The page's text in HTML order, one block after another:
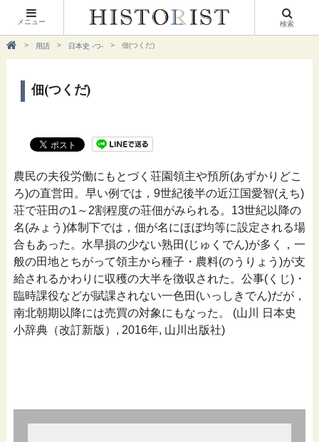
メニュー 検索
用語 日本史 -つ- 佃(つくだ)
佃(つくだ)
農民の夫役労働にもとづく荘園領主や預所(あずかりどこ
ろ)の直営田。早い例では，9世紀後半の近江国愛智(えち)
荘で荘田の1～2割程度の荘佃がみられる。13世紀以降の
名(みょう)体制下では，佃が名にほぼ均等に設定される場
合もあった。水旱損の少ない熟田(じゅくでん)が多く，一
般の田地とちがって領主から種子・農料(のうりょう)が支
給されるかわりに収穫の大半を徴収された。公事(くじ)・
臨時課役などが賦課されない一色田(いっしきでん)だが，
南北朝期以降には売買の対象にもなった。 (山川 日本史
小辞典（改訂新版）, 2016年, 山川出版社)